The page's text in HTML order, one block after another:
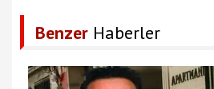
Benzer Haberler